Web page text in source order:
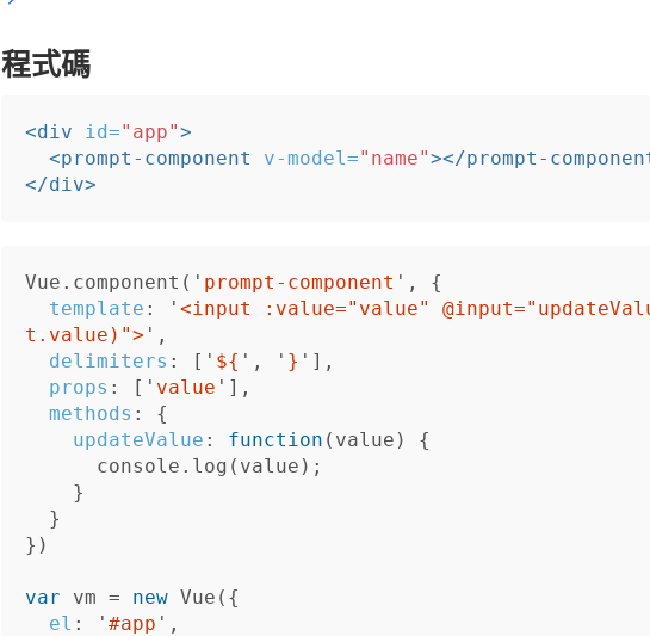
程式碼
<div id="app">
<prompt-component
v-model="name"></prompt-
</div>
Vue . component ( ' prompt-component ' ,
{
template : ' <input :value="value"
t.value)"> ' ,
delimiters : [ ' ${ ' , ' } ' ],
props : [ ' value ' ],
methods :
{
updateValue : function ( value )
{
console . log ( value );
}
}
})
var vm = new Vue ({
el : ' #app ' ,